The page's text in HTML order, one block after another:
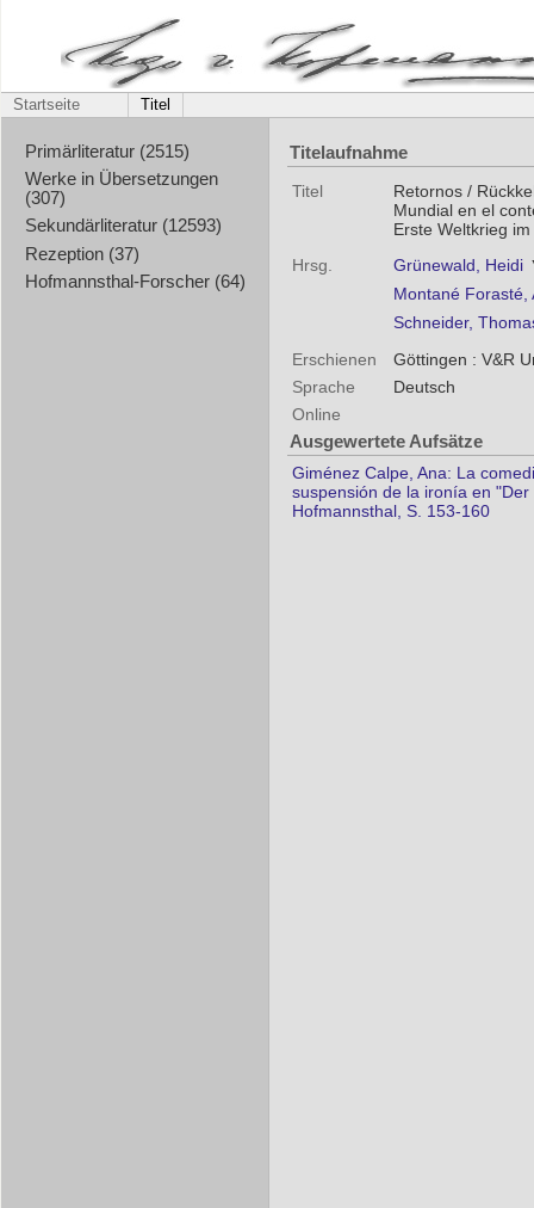
Startseite Titel
Primärliteratur (2515)
Werke in Übersetzungen
(307)
Sekundärliteratur (12593)
Rezeption (37)
Hofmannsthal-Forscher (64)
Titelaufnahme
Titel
Retornos /
Mundial en el
Erste Weltkrieg
Hrsg.
Grünewald, Heidi
Montané Forasté,
Schneider,
Erschienen
Göttingen : V&R
Sprache
Deutsch
Online
Ausgewertete Aufsätze
Giménez Calpe, Ana: La
suspensión de la ironía en
Hofmannsthal, S. 153-160